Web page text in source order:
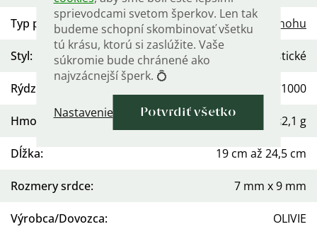
sprievodcami svetom šperkov. Len tak
budeme schopní skombinovať všetku
tú krásu, ktorú si zaslúžite. Vaše
súkromie bude chránené ako
najvzácnejší šperk. 💍
Nastavenie Potvrdiť všetko
Typ prsteňa: Na nohu
Styl: Minimalistické
Rýdzosť Ag 925/1000
Hmotnosť: ≤2,1 g
Dĺžka: 19 cm až 24,5 cm
Rozmery srdce: 7 mm x 9 mm
Výrobca/Dovozca: OLIVIE